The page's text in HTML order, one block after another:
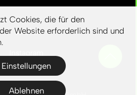
Social
Facebook
Cookies, die für den
Website erforderlich sind und
Einstellungen
Ablehnen